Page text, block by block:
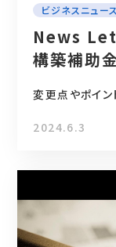
ビジネスニュース
News
構築補助
変更点やポイン
2024.6.3